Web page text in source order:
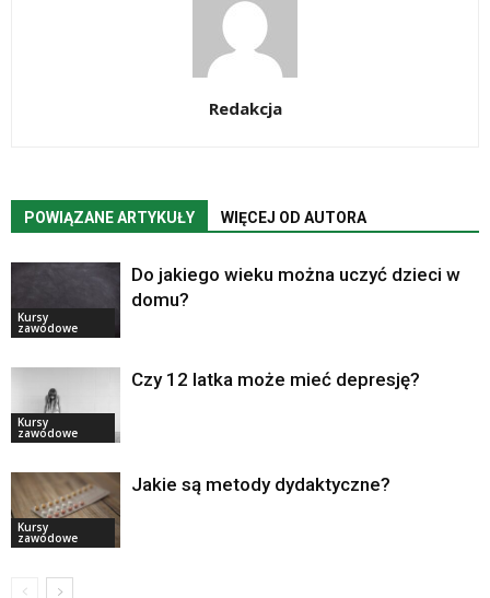
Redakcja
POWIĄZANE ARTYKUŁY WIĘCEJ OD AUTORA
Kursy
zawodowe
Do jakiego wieku można uczyć dzieci w
domu?
Kursy
zawodowe
Czy 12 latka może mieć depresję?
Kursy
zawodowe
Jakie są metody dydaktyczne?